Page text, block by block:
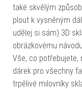
také skvělým
plout k vysněným
udělej si sám) 3D
obrázkovému
Vše, co potřebujete,
dárek pro všechny
trpělivé milovníky